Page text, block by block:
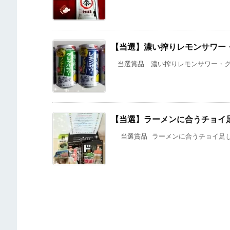
【当選】濃い搾りレモンサワ
当選賞品 濃い搾りレモンサワー・
【当選】ラーメンに合うチョ
当選賞品 ラーメンに合うチョイ